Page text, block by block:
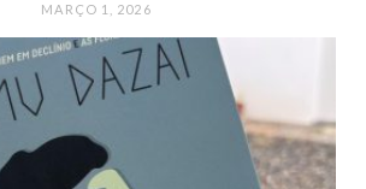
MARÇO 1, 2026